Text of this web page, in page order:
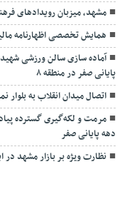
مشهد، میزبان رویدادهای
همایش تخصصی اظهارنامه
آماده سازی سالن ورزشی
پایانی صفر در منطقه ۸
اتصال میدان انقلاب به
مرمت و لکه‌گیری گسترده
دهه پایانی صفر
نظارت ویژه بر بازار مشهد در